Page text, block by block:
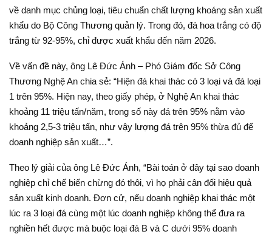
về danh mục chủng loại, tiêu chuẩn chất lượng khoáng sản xuất
khẩu do Bộ Công Thương quản lý. Trong đó, đá hoa trắng có độ
trắng từ 92-95%, chỉ được xuất khẩu đến năm 2026.
Về vấn đề này, ông Lê Đức Ánh – Phó Giám đốc Sở Công
Thương Nghệ An chia sẻ: “Hiện đá khai thác có 3 loại và đá loại
1 trên 95%. Hiện nay, theo giấy phép, ở Nghệ An khai thác
khoảng 11 triệu tấn/năm, trong số này đá trên 95% nằm vào
khoảng 2,5-3 triệu tấn, như vậy lượng đá trên 95% thừa đủ để
doanh nghiệp sản xuất…”.
Theo lý giải của ông Lê Đức Ánh, “Bài toán ở đây tại sao doanh
nghiệp chỉ chế biến chừng đó thôi, vì họ phải cân đối hiệu quả
sản xuất kinh doanh. Đơn cử, nếu doanh nghiệp khai thác một
lúc ra 3 loại đá cùng một lúc doanh nghiệp không thể đưa ra
nghiền hết được mà buộc loại đá B và C dưới 95% doanh